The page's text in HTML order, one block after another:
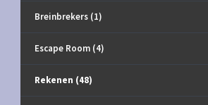
Breinbrekers (1)
Escape Room (4)
Rekenen (48)